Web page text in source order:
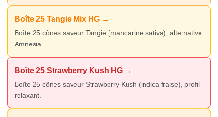
Boîte 25 Tangie Mix HG →
Boîte 25 cônes saveur Tangie (mandarine sativa), alternative
Amnesia.
Boîte 25 Strawberry Kush HG →
Boîte 25 cônes saveur Strawberry Kush (indica fraise), profil
relaxant.